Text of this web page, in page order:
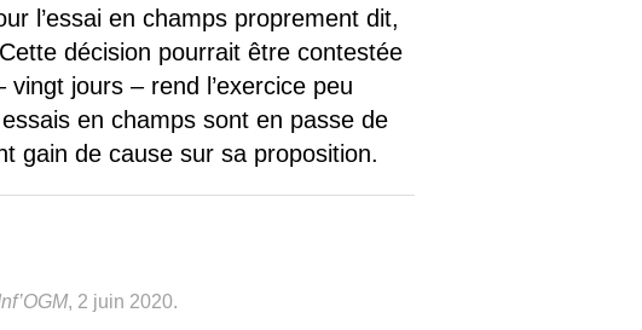
l’essai en champs proprement dit,
décision pourrait être contestée
jours – rend l’exercice peu
en champs sont en passe de
gain de cause sur sa proposition.
, 2 juin 2020.